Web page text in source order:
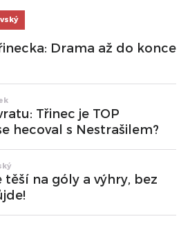
Drama až do konce
Třinec je TOP
hecoval s Nestrašilem?
těší na góly a výhry, bez